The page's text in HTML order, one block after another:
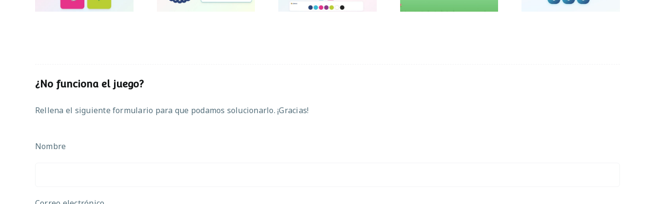
¿No funciona el juego?
Rellena el siguiente formulario para que podamos solucionarlo. ¡Gracias!
Nombre